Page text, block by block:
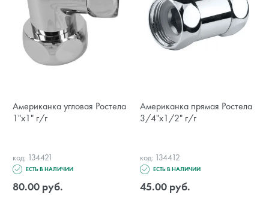
Американка угловая Ростела
1"х1" г/г
код: 134421
ЕСТЬ В НАЛИЧИИ
80.00 руб.
Американка прямая Ростела
3/4"х1/2" г/г
код: 134412
ЕСТЬ В НАЛИЧИИ
45.00 руб.